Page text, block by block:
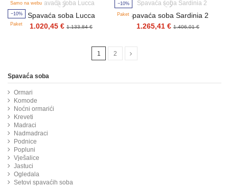
Samo na webu
−10%
Paket
Spavaća soba Lucca
1.020,45 € 1.133,84 €
−10%
PaketSpavaća soba Sardinia 2
1.265,41 € 1.406,01 €
1 2
Spavaća soba
Ormari
Komode
Noćni ormarići
Kreveti
Madraci
Nadmadraci
Podnice
Popluni
Vješalice
Jastuci
Ogledala
Setovi spavaćih soba